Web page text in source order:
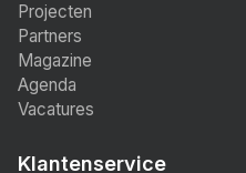
Projecten
Partners
Magazine
Agenda
Vacatures
Klantenservice